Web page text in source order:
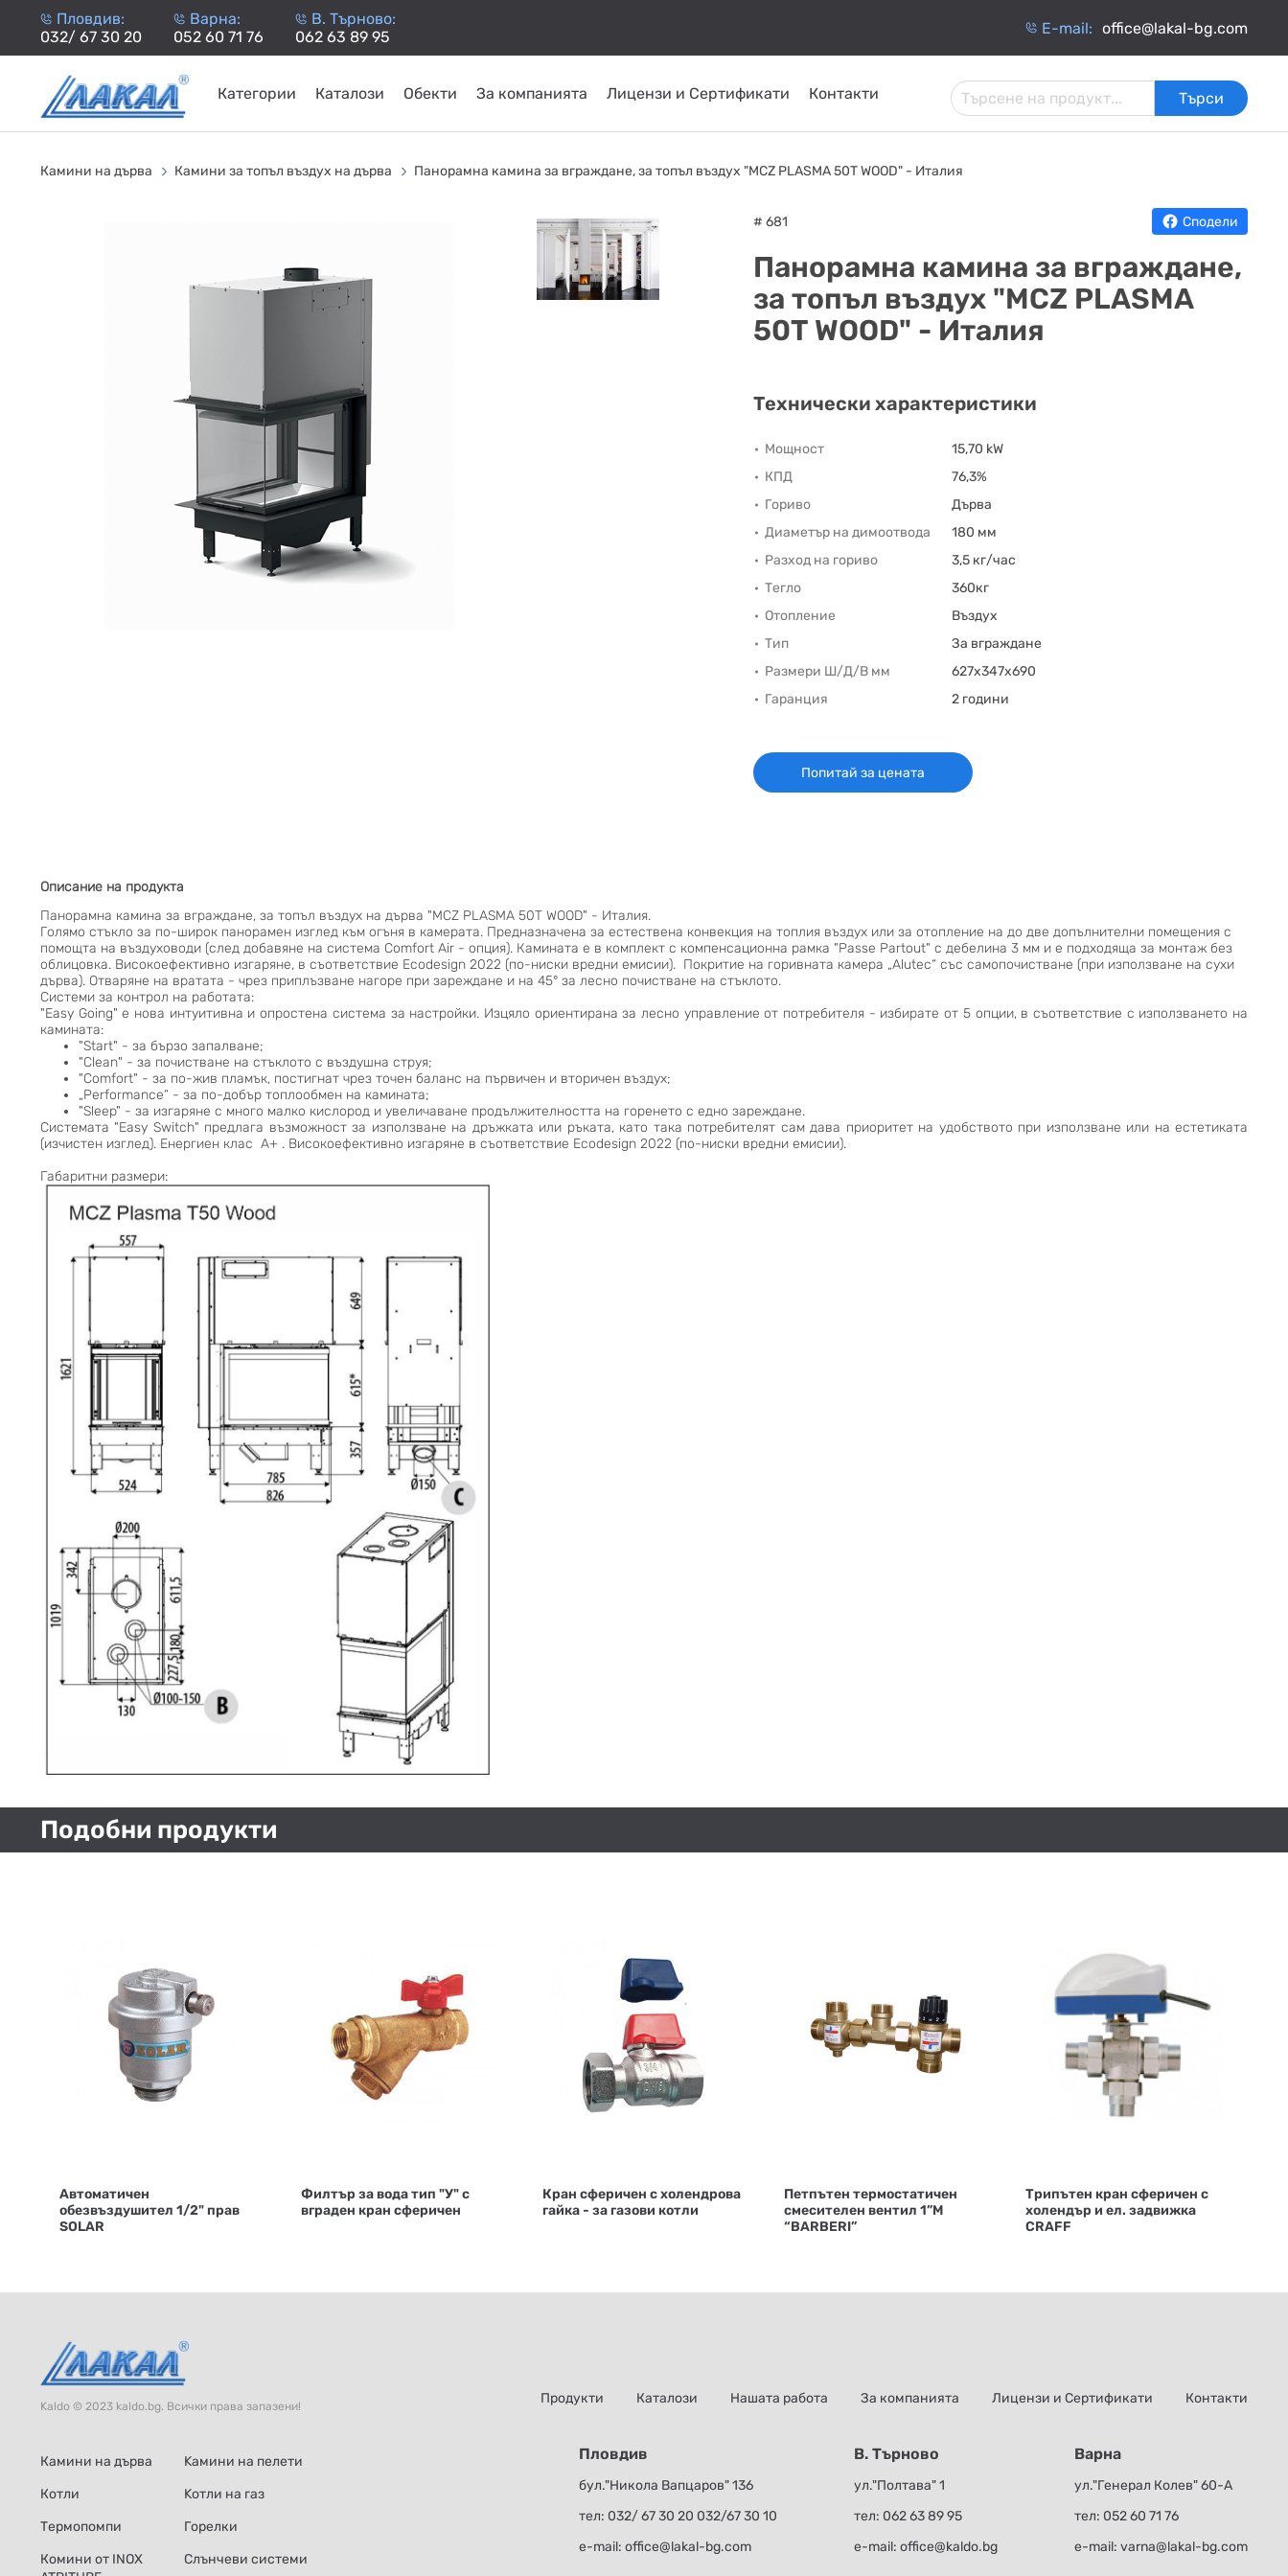
Пловдив:
032/ 67 30 20
Варна:
052 60 71 76
В. Търново:
062 63 89 95
Е-mail: office@lakal-bg.com
Категории
НА
НА
КОТЛИ
НА
ТЕРМОПОМПИ ГОРЕЛКИ
INOX
СЛЪНЧЕВИ
СИСТЕМИ
ПЛАСТИНЧАТИ
Каталози Обекти За компанията Лицензи и Сертификати Контакти Търси
Камини на дърва Камини за топъл въздух на дърва Панорамна камина за вграждане, за топъл въздух "MCZ PLASMA 50T WOOD" - Италия
# 681 Сподели
Панорамна камина за вграждане,
за топъл въздух "MCZ PLASMA
50T WOOD" - Италия
Технически характеристики
Мощност
15,70 kW
КПД
76,3%
Гориво
Дърва
Диаметър на димоотвода
180 мм
Разход на гориво
3,5 кг/час
Тегло
360кг
Отопление
Въздух
Тип
За вграждане
Размери Ш/Д/В мм
627х347х690
Гаранция
2 години
Попитай за цената
Описание на продукта
Панорамна камина за вграждане, за топъл въздух на дърва "MCZ PLASMA 50T WOOD" - Италия.
Голямо стъкло за по-широк панорамен изглед към огъня в камерата. Предназначена за естествена конвекция на топлия въздух или за отопление на до две допълнителни помещения с
помощта на въздуховоди (след добавяне на система Comfort Air - опция). Камината е в комплект с компенсационна рамка "Passe Partout" с дебелина 3 мм и е подходяща за монтаж без
облицовка. Високоефективно изгаряне, в съответствие Еcodesign 2022 (по-ниски вредни емисии). Покритие на горивната камера „Alutec“ със самопочистване (при използване на сухи
дърва). Отваряне на вратата - чрез приплъзване нагоре при зареждане и на 45° за лесно почистване на стъклото.
Системи за контрол на работата:
"Easy Going" е нова интуитивна и опростена система за настройки. Изцяло ориентирана за лесно управление от потребителя - избирате от 5 опции, в съответствие с използването на
камината:
"Start" - за бързо запалване;
"Clean" - за почистване на стъклото с въздушна струя;
"Comfort" - за по-жив пламък, постигнат чрез точен баланс на първичен и вторичен въздух;
„Performance“ - за по-добър топлообмен на камината;
"Sleep" - за изгаряне с много малко кислород и увеличаване продължителността на горенето с едно зареждане.
Системата "Easy Switch" предлага възможност за използване на дръжката или ръката, като така потребителят сам дава приоритет на удобството при използване или на естетиката
(изчистен изглед). Енергиен клас A+ . Високоефективно изгаряне в съответствие Еcodesign 2022 (по-ниски вредни емисии).
Габаритни размери:
Подобни продукти
Автоматичен
обезвъздушител 1/2" прав
SOLAR
Филтър за вода тип "У" с
вграден кран сферичен
Кран сферичен с холендрова
гайка - за газови котли
Петпътен термостатичен
смесителен вентил 1”М
“BARBERI”
Трипътен кран сферичен с
холендър и ел. задвижка
CRAFF
Kaldo © 2023 kaldo.bg. Всички права запазени!
Камини на дърва
Kамини на пелети
Котли
Kотли на газ
Термопомпи
Горелки
Комини от INOX
Слънчеви системи
Продукти Каталози Нашата работа За компанията Лицензи и Сертификати Контакти
Пловдив
бул."Никола Вапцаров" 136
тел: 032/ 67 30 20 032/67 30 10
е-mail: office@lakal-bg.com
В. Търново
ул."Полтава" 1
тел: 062 63 89 95
е-mail: office@kaldo.bg
Варна
ул."Генерал Колев" 60-А
тел: 052 60 71 76
е-mail: varna@lakal-bg.com